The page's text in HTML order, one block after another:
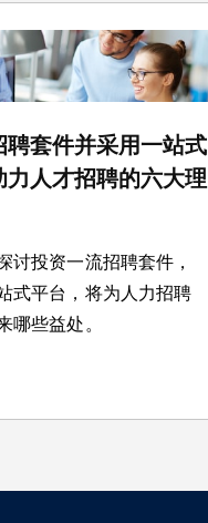
聘套件并采用一站式
力人才招聘的六大理
讨投资一流招聘套件，
式平台，将为人力招聘
哪些益处。